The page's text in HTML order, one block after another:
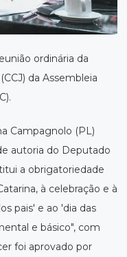
ordinária da
da Assembleia
Campagnolo (PL)
autoria do Deputado
a obrigatoriedade
à celebração e à
pais' e ao 'dia das
e básico", com
foi aprovado por